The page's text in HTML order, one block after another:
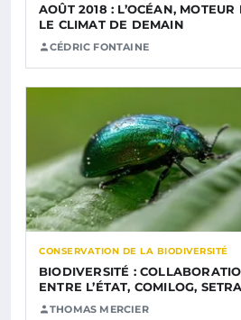
AOÛT 2018 : L’OCÉAN, MOTEUR
LE CLIMAT DE DEMAIN
CÉDRIC FONTAINE
CONSERVATION DE LA BIODIVERSITÉ
BIODIVERSITÉ :
ENTRE L’ÉTAT, COMILOG,
THOMAS MERCIER